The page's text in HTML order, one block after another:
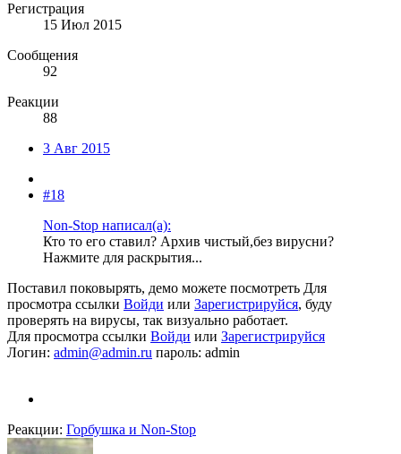
Регистрация
15 Июл 2015
Сообщения
92
Реакции
88
3 Авг 2015
#18
Non-Stop написал(а):
Кто то его ставил? Архив чистый,без вирусни?
Нажмите для раскрытия...
Поставил поковырять, демо можете посмотреть Для
просмотра ссылки Войди или Зарегистрируйся, буду
проверять на вирусы, так визуально работает.
Для просмотра ссылки Войди или Зарегистрируйся
Логин: admin@admin.ru пароль: admin
Реакции: Горбушка и Non-Stop